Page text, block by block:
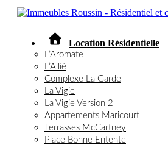
Location Résidentielle
L’Aromate
L’Allié
Complexe La Garde
La Vigie
La Vigie Version 2
Appartements Maricourt
Terrasses McCartney
Place Bonne Entente